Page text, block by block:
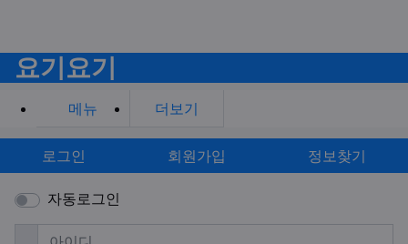
요기요기
메뉴 더보기
로그인 회원가입 정보찾기
자동로그인
아이디 필수